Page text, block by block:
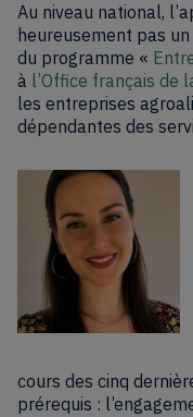
Au niveau national,
heureusement pas
du programme «
à l’Office français de
les entreprises
dépendantes des
cours des cinq
prérequis :